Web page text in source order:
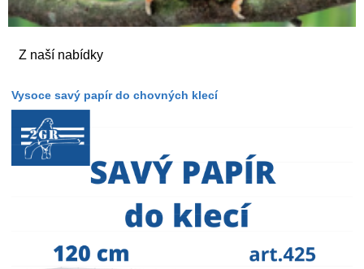
Z naší nabídky
Vysoce savý papír do chovných klecí